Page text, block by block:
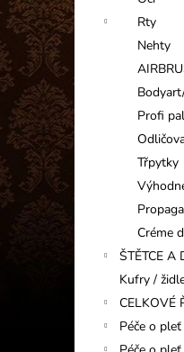
l
Rty
Nehty
Profi
Třpytky
Créme
ŠTĚTCE A
Kufry /
CELKOVÉ
Péče o
1 Kč